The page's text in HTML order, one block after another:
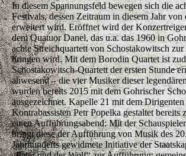
In diesem Spannungsfeld bewegen sich die
Festivals, dessen Zeitraum in diesem Jahr
erweitert wird. Eröffnet wird der
dem Quatuor Danel, das u.a. das 1960 in
achte Streichquartett von Schostakowitsch
bringen wird. Mit dem Borodin Quartet ist
Schostakowitsch-Quartett der ersten Stunde
anwesend – die vier Musiker dieser
wurden bereits 2015 mit dem Gohrischer
ausgezeichnet. Kapelle 21 mit dem
Kontrabassisten Petr Popelka gestaltet bereits
einen Aufführungsabend: Mit der
bringt diese der Aufführung von Musik des
Jahrhunderts gewidmete Initiative der